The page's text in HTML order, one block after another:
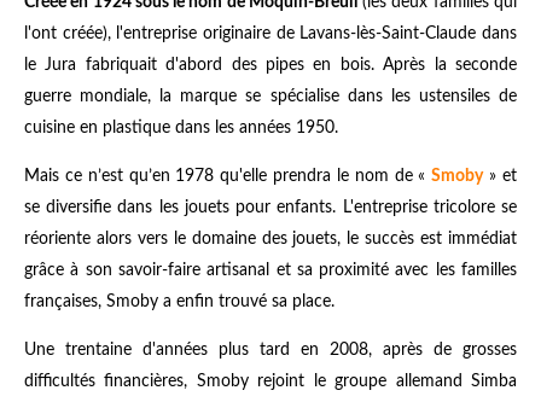
l'ont créée), l'entreprise originaire de Lavans-lès-Saint-Claude dans
le Jura fabriquait d'abord des pipes en bois. Après la seconde
guerre mondiale, la marque se spécialise dans les ustensiles de
cuisine en plastique dans les années 1950.
Mais ce n’est qu’en 1978 qu'elle prendra le nom de «Smoby» et
se diversifie dans les jouets pour enfants. L'entreprise tricolore se
réoriente alors vers le domaine des jouets, le succès est immédiat
grâce à son savoir-faire artisanal et sa proximité avec les familles
françaises, Smoby a enfin trouvé sa place.
Une trentaine d'années plus tard en 2008, après de grosses
difficultés financières, Smoby rejoint le groupe allemand Simba